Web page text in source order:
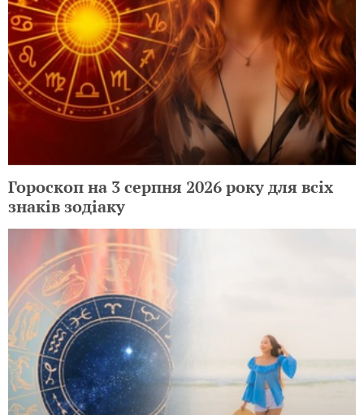
Гороскоп на 3 серпня 2026 року для всіх
знаків зодіаку